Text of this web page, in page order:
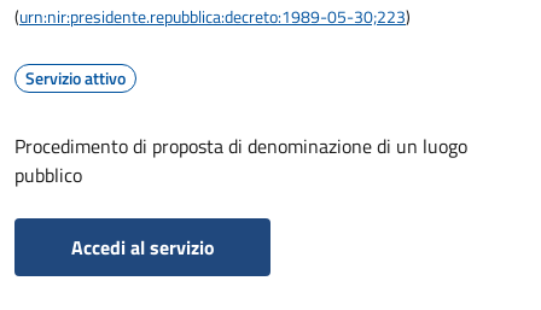
(urn:nir:presidente.repubblica:decreto:1989-05-30;223)
Servizio attivo
Procedimento di proposta di denominazione di un luogo
pubblico
Accedi al servizio